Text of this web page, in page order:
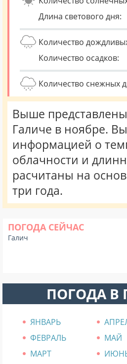
Длина светового дня:
Количество
Количество осадков:
Количество снежных
Выше
Галиче в ноябре.
информацией о
облачности и
расчитаны на
три года.
ПОГОДА СЕЙЧАС
Галич
ПОГОДА В
ЯНВАРЬ
ФЕВРАЛЬ
МАЙ
МАРТ